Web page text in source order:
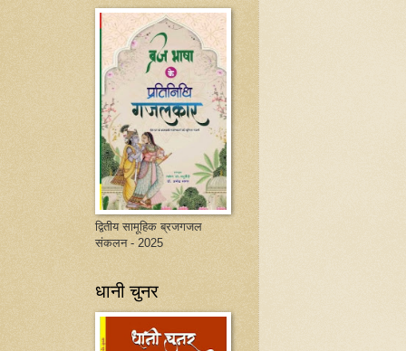
द्वितीय सामूहिक ब्रजगजल
संकलन - 2025
धानी चुनर